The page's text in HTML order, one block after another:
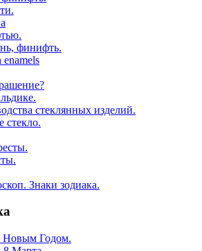
финифть.
enamels
стеклянных изделий.
стекло.
Знаки зодиака.
Новым Годом.